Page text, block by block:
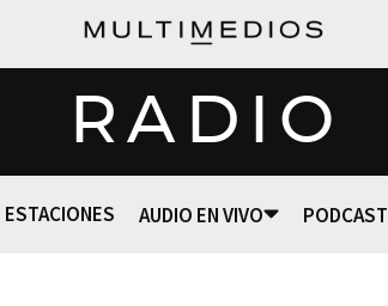
RADIO
ESTACIONES AUDIO EN VIVO PODCAST